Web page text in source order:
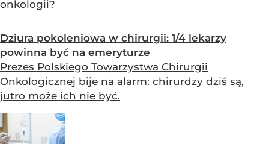
onkologii?
Dziura pokoleniowa w chirurgii: 1/4 lekarzy
powinna być na emeryturze
Prezes Polskiego Towarzystwa Chirurgii
Onkologicznej bije na alarm: chirurdzy dziś są,
jutro może ich nie być.